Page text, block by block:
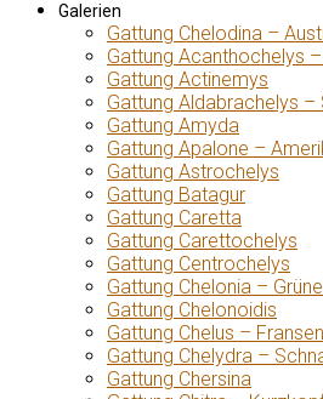
Galerien
Gattung Chelodina –
Gattung Acanthochelys
Gattung Actinemys
Gattung Aldabrachelys
Gattung Amyda
Gattung Apalone –
Gattung Astrochelys
Gattung Batagur
Gattung Caretta
Gattung Carettochelys
Gattung Centrochelys
Gattung Chelonia –
Gattung Chelonoidis
Gattung Chelus –
Gattung Chelydra –
Gattung Chersina